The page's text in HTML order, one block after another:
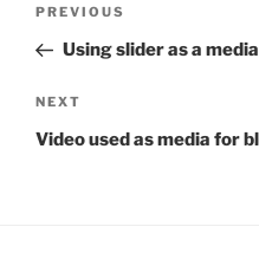
Previous
Post
PREVIOUS
Using slider as a
Next
Post
NEXT
Video used as media for